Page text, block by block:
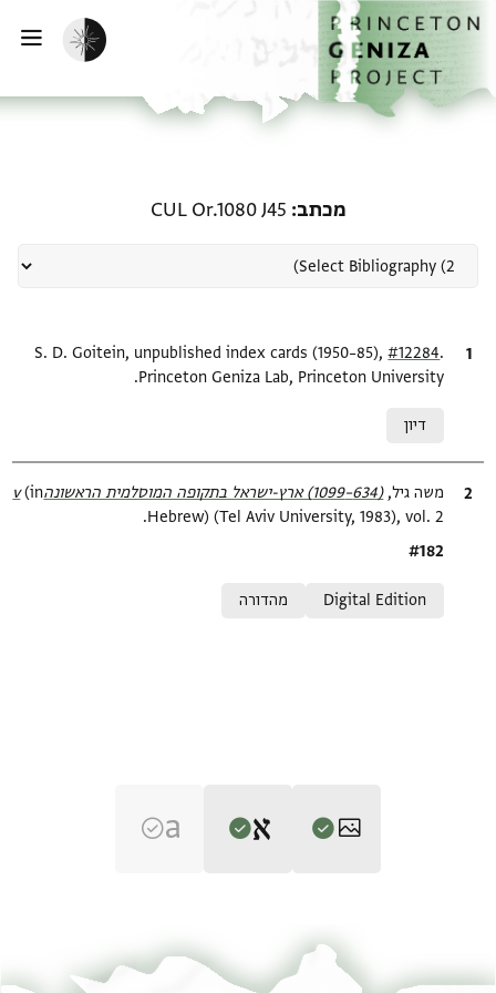
לתוכןהבית
הפעלת מצב כהה
מכתב CUL Or.1080 J45
ציטוט S. D. Goitein, unpublished index cards (1950–85),#12284
Princeton Geniza Lab, Princeton University.
דיון
ציטוט
משה גיל, (634–1099) ארץ-ישראל בתקופה המוסלמית הראשונהv‎
(in
Hebrew) (Tel Aviv University, 1983), vol. 2.
Location in source
#182
Digital Edition
מהדורה
Hebrew) (Tel Aviv University, 1983), vol. 2.
CUL Or.1080 J45 1v